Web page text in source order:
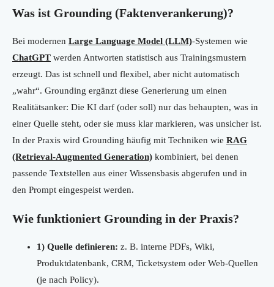
Was ist Grounding (Faktenverankerung)?
Bei modernen Large Language Model (LLM)-Systemen wie
ChatGPT werden Antworten statistisch aus Trainingsmustern
erzeugt. Das ist schnell und flexibel, aber nicht automatisch
„wahr“. Grounding ergänzt diese Generierung um einen
Realitätsanker: Die KI darf (oder soll) nur das behaupten, was in
einer Quelle steht, oder sie muss klar markieren, was unsicher ist.
In der Praxis wird Grounding häufig mit Techniken wie RAG
(Retrieval-Augmented Generation) kombiniert, bei denen
passende Textstellen aus einer Wissensbasis abgerufen und in
den Prompt eingespeist werden.
Wie funktioniert Grounding in der Praxis?
1) Quelle definieren: z. B. interne PDFs, Wiki,
Produktdatenbank, CRM, Ticketsystem oder Web-Quellen
(je nach Policy).